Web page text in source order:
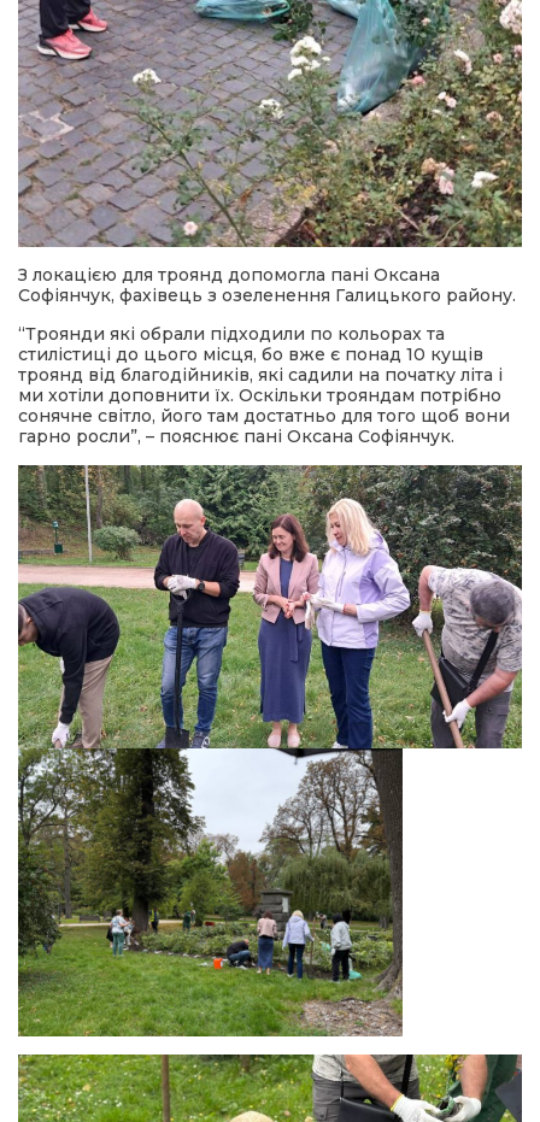
З локацією для троянд допомогла пані Оксана
Софіянчук, фахівець з озеленення Галицького району.
“Троянди які обрали підходили по кольорах та
стилістиці до цього місця, бо вже є понад 10 кущів
троянд від благодійників, які садили на початку літа і
ми хотіли доповнити їх. Оскільки трояндам потрібно
сонячне світло, його там достатньо для того щоб вони
гарно росли”, – пояснює пані Оксана Софіянчук.